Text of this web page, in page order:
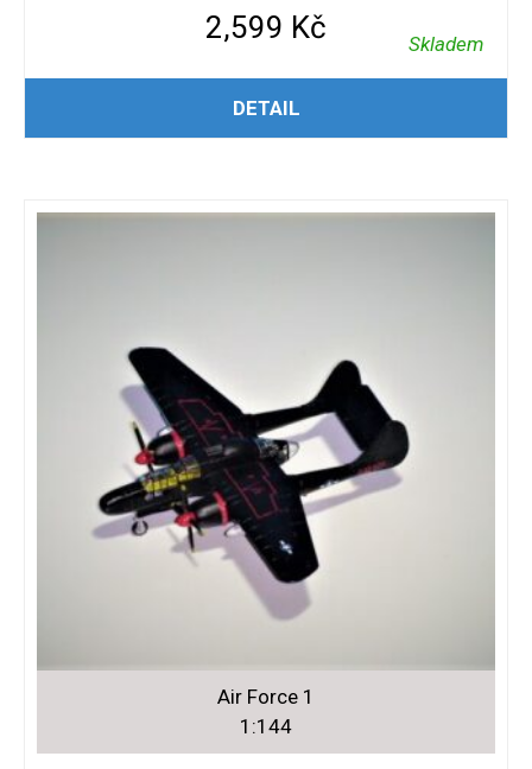
2,599 Kč Skladem
PŘIDAT DO KOŠÍKU
DETAIL
Air Force 1
1:144